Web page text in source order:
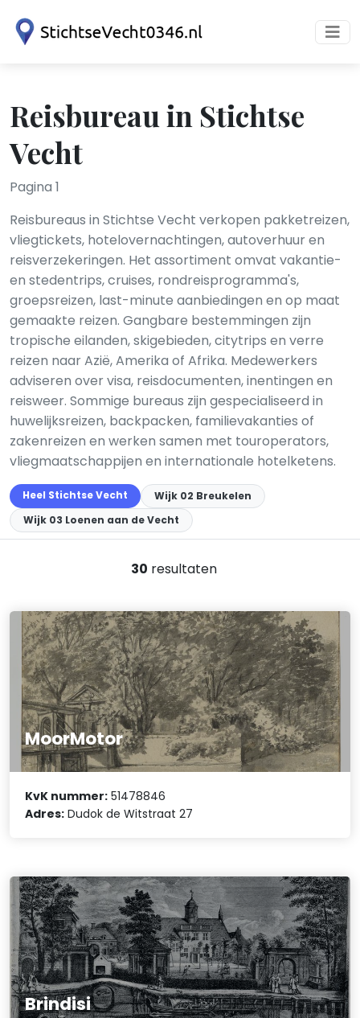
Reisbureau in Stichtse
Vecht
Pagina 1
Reisbureaus in Stichtse Vecht verkopen pakketreizen,
vliegtickets, hotelovernachtingen, autoverhuur en
reisverzekeringen. Het assortiment omvat vakantie-
en stedentrips, cruises, rondreis­programma's,
groepsreizen, last-minute aanbiedingen en op maat
gemaakte reizen. Gangbare bestemmingen zijn
tropische eilanden, skigebieden, citytrips en verre
reizen naar Azië, Amerika of Afrika. Medewerkers
adviseren over visa, reisdocumenten, inentingen en
reisweer. Sommige bureaus zijn gespecialiseerd in
huwelijksreizen, backpacken, familievakanties of
zakenreizen en werken samen met touroperators,
vliegmaatschappijen en internationale hotelketens.
Heel Stichtse Vecht
Wijk 02 Breukelen
Wijk 03 Loenen aan de Vecht
30 resultaten
MoorMotor
KvK nummer: 51478846
Adres: Dudok de Witstraat 27
Brindisi